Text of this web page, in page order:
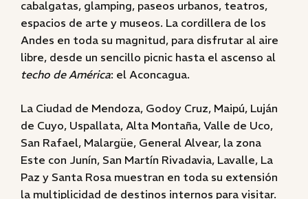
cabalgatas, glamping, paseos urbanos, teatros,
espacios de arte y museos. La cordillera de los
Andes en toda su magnitud, para disfrutar al aire
libre, desde un sencillo picnic hasta el ascenso al
techo de América: el Aconcagua.
La Ciudad de Mendoza, Godoy Cruz, Maipú, Luján
de Cuyo, Uspallata, Alta Montaña, Valle de Uco,
San Rafael, Malargüe, General Alvear, la zona
Este con Junín, San Martín Rivadavia, Lavalle, La
Paz y Santa Rosa muestran en toda su extensión
la multiplicidad de destinos internos para visitar.